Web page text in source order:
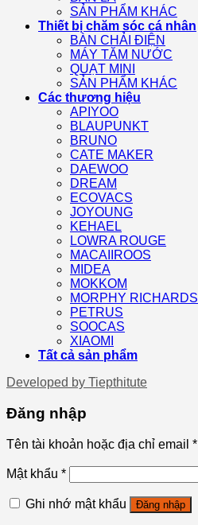
SẢN PHẨM KHÁC
Thiết bị chăm sóc cá nhân
BÀN CHẢI ĐIỆN
MÁY TĂM NƯỚC
QUẠT MINI
SẢN PHẨM KHÁC
Các thương hiệu
APIYOO
BLAUPUNKT
BRUNO
CATE MAKER
DAEWOO
DREAM
ECOVACS
JOYOUNG
KEHAEL
LOWRA ROUGE
MACAIIROOS
MIDEA
MOKKOM
MORPHY RICHARDS
PETRUS
SOOCAS
XIAOMI
Tất cả sản phẩm
Developed by Tiepthitute
Đăng nhập
Tên tài khoản hoặc địa chỉ email *
Mật khẩu *
Ghi nhớ mật khẩu Đăng nhập